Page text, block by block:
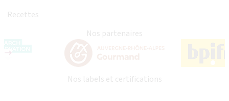
Recettes
Nos partenaires
Nos labels et certifications